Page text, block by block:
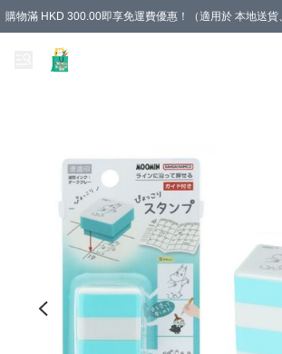
購物滿 HKD 300.00即享免運費優惠！（適用於 本地送貨